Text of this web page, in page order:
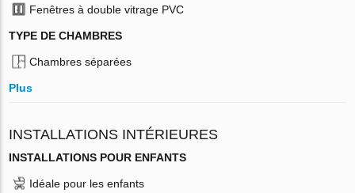
Fenêtres à double vitrage PVC
TYPE DE CHAMBRES
Chambres séparées
Plus
INSTALLATIONS INTÉRIEURES
INSTALLATIONS POUR ENFANTS
Idéale pour les enfants